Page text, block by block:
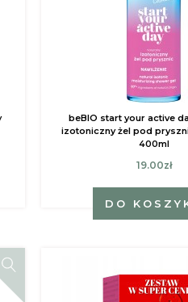
beBIO start your active
izotoniczny żel pod
400ml
19.00zł
DO